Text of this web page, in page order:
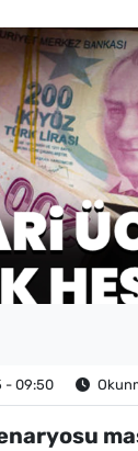
- 09:50